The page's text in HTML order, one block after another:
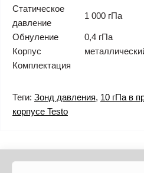
Статическое
давление
1 000 гПа
Обнуление
0,4 гПа
Корпус
Комплектация
Теги: Зонд давления, 10 гПа в
корпусе Testo